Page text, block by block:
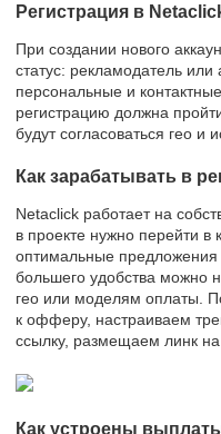
Регистрация в
При создании нового
статус: рекламодатель
персональные и
регистрацию должна
будут согласоваться гео и
Как зарабатывать в
Netaclick работает на
в проекте нужно перейти
оптимальные
большего удобства можно
гео или моделям оплаты.
к офферу, настраиваем
ссылку, размещаем линк на
Как устроены